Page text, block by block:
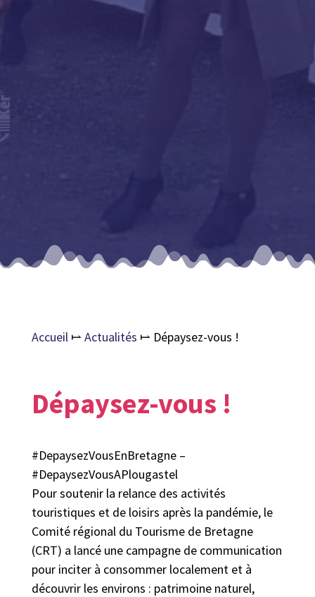
Accueil⥛Actualités ⥛ Dépaysez-vous !
Dépaysez-vous !
#DepaysezVousEnBretagne –
#DepaysezVousAPlougastel
Pour soutenir la relance des activités
touristiques et de loisirs après la pandémie, le
Comité régional du Tourisme de Bretagne
(CRT) a lancé une campagne de communication
pour inciter à consommer localement et à
découvrir les environs : patrimoine naturel,